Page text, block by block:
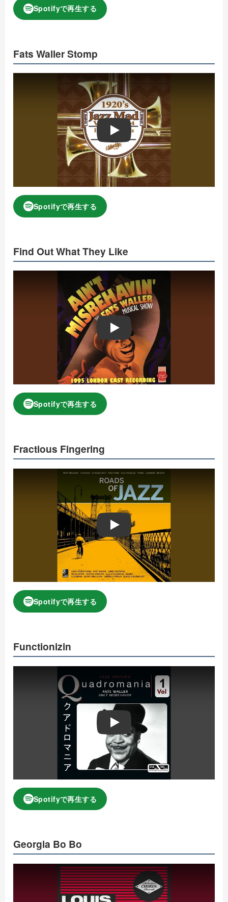
Spotifyで再生する
Fats Waller Stomp
Play
Spotifyで再生する
Find Out What They Like
Play
Spotifyで再生する
Fractious Fingering
Play
Spotifyで再生する
Functionizin
Play
Spotifyで再生する
Georgia Bo Bo